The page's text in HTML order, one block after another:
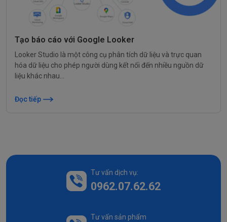
Tạo báo cáo với Google Looker
Looker Studio là một công cụ phân tích dữ liệu và trực quan
hóa dữ liệu cho phép người dùng kết nối đến nhiều nguồn dữ
liệu khác nhau...
Đọc tiếp
Tư vấn dịch vụ:
0962.07.62.62
Tư vấn sản phẩm